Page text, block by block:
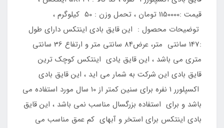
قیمت :1150000 تومان ، تحمل وزن : 50 کیلوگرم ،
توضیحات محصول : این قایق بادی اینتکس دارای طول
:147 سانتی متر، عرض84 سانتی متر و ارتفاع 36 سانتی
متری می باشد ، این قایق یادی اینتکس کوچک ترین
قایق بادی این شرکت به شمار می اید ، این قایق بادی
اکسپلورر 1 نفره برای سنین کمتر از 10 سال مورد استفاده می
باشد و برای استفاده بزرگسال مناسب نمی باشد ، این قایق
بادی اینتکس برای استخر و آبهای کم عمق مناسب می